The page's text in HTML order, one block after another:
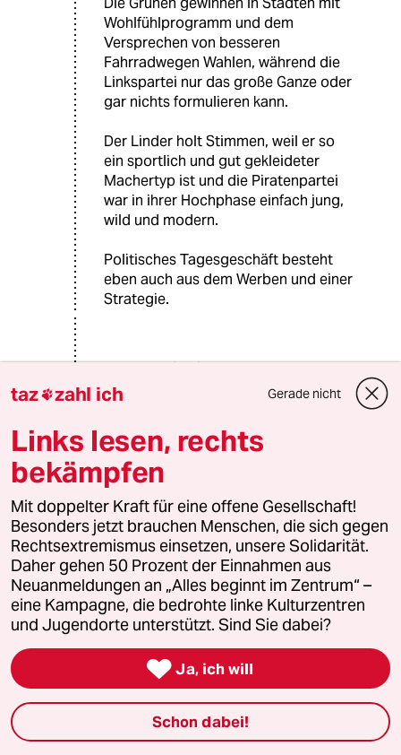
Wohlfühlprogramm und dem
Versprechen von besseren
Fahrradwegen Wahlen, während die
Linkspartei nur das große Ganze oder
gar nichts formulieren kann.
Der Linder holt Stimmen, weil er so
ein sportlich und gut gekleideter
Machertyp ist und die Piratenpartei
war in ihrer Hochphase einfach jung,
wild und modern.
Politisches Tagesgeschäft besteht
eben auch aus dem Werben und einer
Strategie.
A Abdurchdiemitte
22.04.2022
Wenn ich mir die SPD der 70er Jahre
anschaue, da war programmatisch
noch richtig was los, da wurde um
… aber auch CDU/CSU haben als
ultrakonservative, stramm anti-
sozialistische Wadenbeißerparteien
noch das gehalten, was sie
versprochen haben. Diffamierung
und Denunziation des politischen
Gegners ohne Ende. Oder
Norwegerpullover tragende bärtige
grüne Fundis, die noch eigenhändig
Schweineblut über die Uniform eines
NATO-Generals gespritzt haben. Das
waren noch Zeiten, die jüngeren
taz zahl ich Gerade nicht
Links lesen, rechts
bekämpfen
Mit doppelter Kraft für eine offene Gesellschaft!
Besonders jetzt brauchen Menschen, die sich gegen
Rechtsextremismus einsetzen, unsere Solidarität.
Daher gehen 50 Prozent der Einnahmen aus
Neuanmeldungen an „Alles beginnt im Zentrum“ –
eine Kampagne, die bedrohte linke Kulturzentren
und Jugendorte unterstützt. Sind Sie dabei?
 Ja, ich will
Schon dabei!